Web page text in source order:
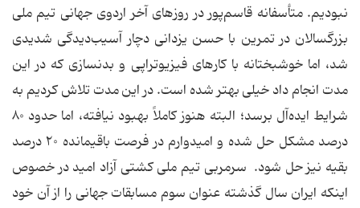
نبودیم. متأسفانه قاسم‌پور در روزهای آخر اردوی جهانی تیم ملی
بزرگسالان در تمرین با حسن یزدانی دچار آسیب‌دیدگی شدیدی
شد، اما خوشبختانه با کارهای فیزیوتراپی و بدنسازی که در این
مدت انجام داد خیلی بهتر شده است. در این مدت تلاش کردیم به
شرایط ایده‌آل برسد؛ البته هنوز کاملاً بهبود نیافته، اما حدود ۸۰
درصد مشکل حل شده و امیدوارم در فرصت باقیمانده ۲۰ درصد
بقیه نیز حل شود. سرمربی تیم ملی کشتی آزاد امید در خصوص
اینکه ایران سال گذشته عنوان سوم مسابقات جهانی را از آن خود